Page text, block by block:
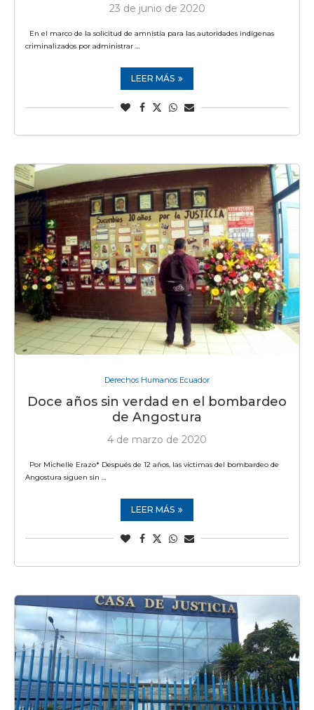
23 de junio de 2020
En el marco de la solicitud de amnistía para las autoridades indígenas
criminalizados por administrar …
LEER MÁS
Derechos Humanos Ecuador
Doce años sin verdad en el bombardeo
de Angostura
4 de marzo de 2020
Por Michelle Erazo* Después de 12 años, las víctimas del bombardeo de
Angostura siguen sin …
LEER MÁS